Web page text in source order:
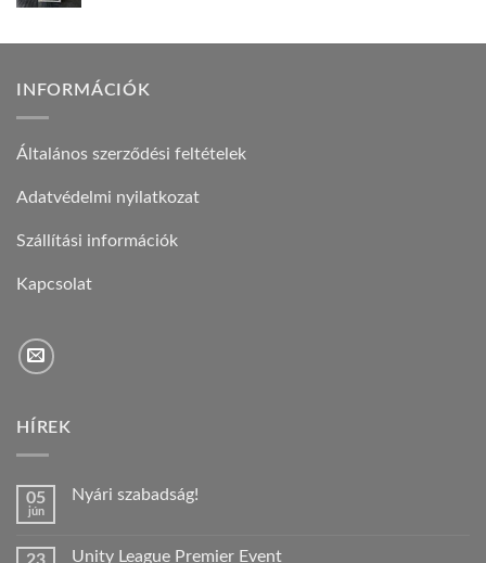
INFORMÁCIÓK
Általános szerződési feltételek
Adatvédelmi nyilatkozat
Szállítási információk
Kapcsolat
HÍREK
05
jún
Nyári szabadság!
Nyári
Unity League Premier Event